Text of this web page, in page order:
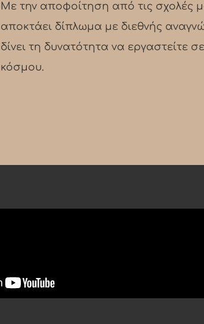
Με την αποφοίτηση από τις σχολές
αποκτάει δίπλωμα με διεθνής
δίνει τη δυνατότητα να εργαστείτε
κόσμου.